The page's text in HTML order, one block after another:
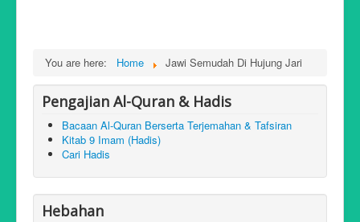
You are here: Home Jawi Semudah Di Hujung Jari
Pengajian Al-Quran & Hadis
Bacaan Al-Quran Berserta Terjemahan & Tafsiran
Kitab 9 Imam (Hadis)
Cari Hadis
Hebahan